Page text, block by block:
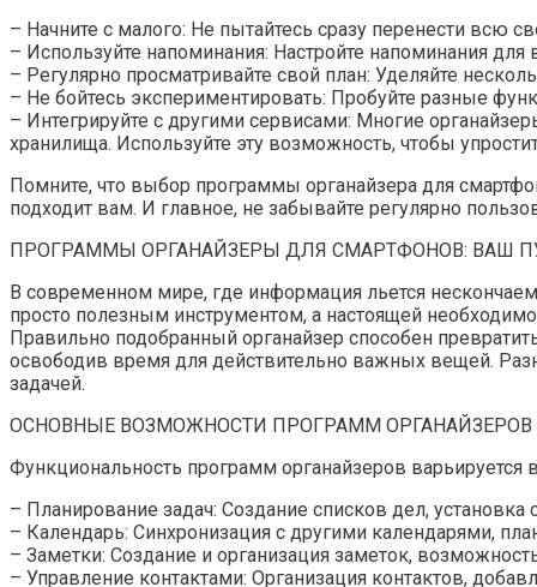
– Начните с малого: Не пытайтесь сразу перенести всю
– Используйте напоминания: Настройте напоминания
– Регулярно просматривайте свой план: Уделяйте
– Не бойтесь экспериментировать: Пробуйте разные
– Интегрируйте с другими сервисами: Многие
хранилища. Используйте эту возможность, чтобы
Помните, что выбор программы органайзера для
подходит вам. И главное, не забывайте регулярно
ПРОГРАММЫ ОРГАНАЙЗЕРЫ ДЛЯ СМАРТФОНОВ: ВАШ
В современном мире, где информация льется
просто полезным инструментом, а настоящей
Правильно подобранный органайзер способен
освободив время для действительно важных вещей.
задачей.
ОСНОВНЫЕ ВОЗМОЖНОСТИ ПРОГРАММ ОРГАНАЙЗЕРОВ
Функциональность программ органайзеров
– Планирование задач: Создание списков дел,
– Календарь: Синхронизация с другими календарями,
– Заметки: Создание и организация заметок,
– Управление контактами: Организация контактов,